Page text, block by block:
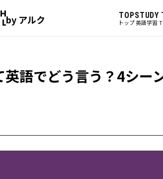
by アルク TOP
トップ
STUDY
英語学習
英語でどう言う？4シ